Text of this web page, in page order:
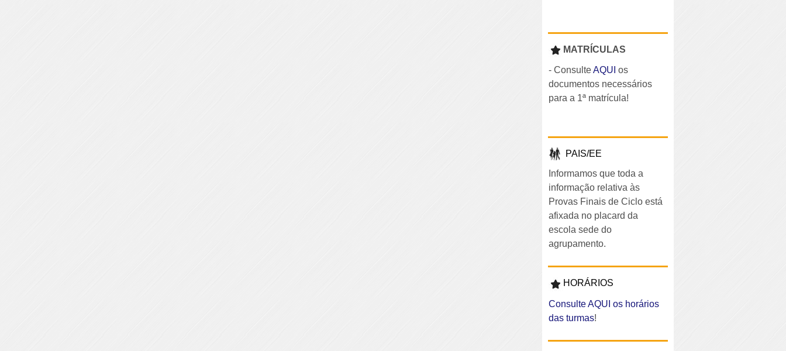
MATRÍCULAS
- ConsulteAQUI os
documentos necessários
para a 1ª matrícula!
PAIS/EE
Informamos que toda a
informação relativa às
Provas Finais de Ciclo está
afixada no placard da
escola sede do
agrupamento.
HORÁRIOS
Consulte AQUI os horários
das turmas!